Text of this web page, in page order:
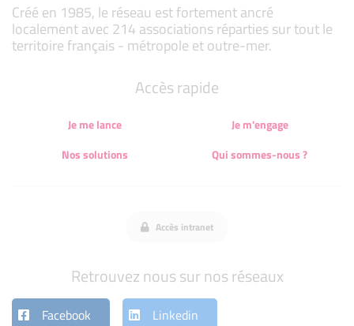
Créé en 1985, le réseau est fortement ancré
localement avec 214 associations réparties sur tout le
territoire français - métropole et outre-mer.
Accès rapide
Je me lance
Je m'engage
Nos solutions
Qui sommes-nous ?
Accès intranet
Retrouvez nous sur nos réseaux
Facebook Linkedin